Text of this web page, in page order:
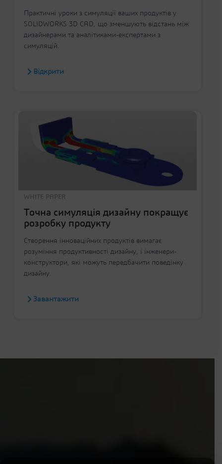
Практичні уроки з симуляції ваших продуктів у
SOLIDWORKS 3D CAD, що зменшують відстань між
дизайнерами та аналітиками-експертами з
симуляцій.
Відкрити
WHITE PAPER
Точна симуляція дизайну покращує
розробку продукту
Створення інноваційних продуктів вимагає
розуміння продуктивності дизайну, і інженери-
конструктори, які можуть передбачити поведінку
дизайну.
Завантажити